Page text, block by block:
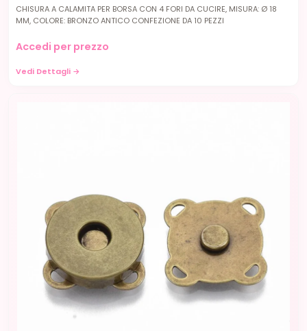
CHISURA A CALAMITA PER BORSA CON 4 FORI DA CUCIRE, MISURA: Ø 18
MM, COLORE: BRONZO ANTICO CONFEZIONE DA 10 PEZZI
Accedi per prezzo
Vedi Dettagli →